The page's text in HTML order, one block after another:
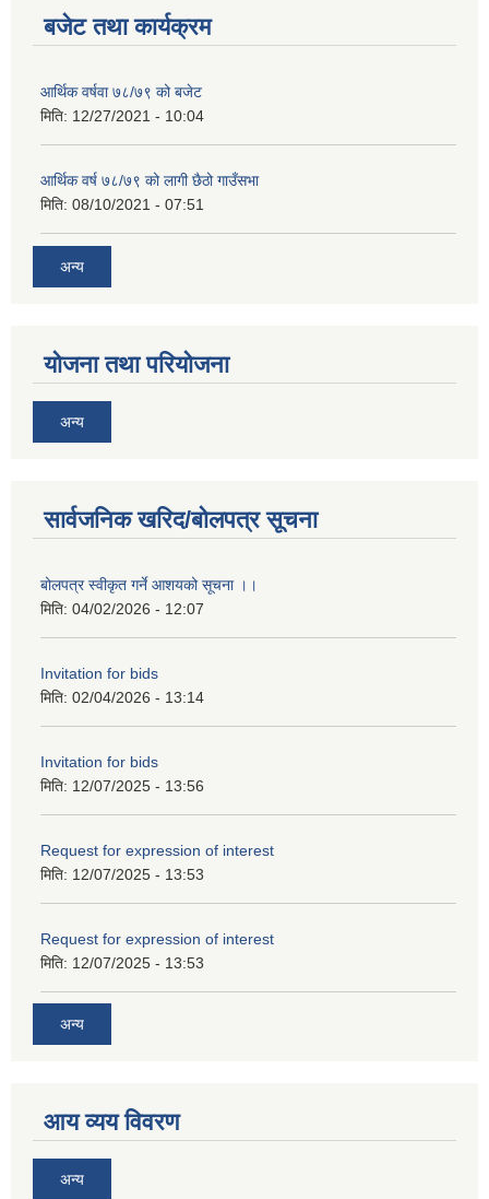
बजेट तथा कार्यक्रम
आर्थिक वर्षवा ७८/७९ को बजेट
मिति: 12/27/2021 - 10:04
आर्थिक वर्ष ७८/७९ को लागी छैठो गाउँसभा
मिति: 08/10/2021 - 07:51
अन्य
योजना तथा परियोजना
अन्य
सार्वजनिक खरिद/बोलपत्र सूचना
बोलपत्र स्वीकृत गर्ने आशयको सूचना ।।
मिति: 04/02/2026 - 12:07
Invitation for bids
मिति: 02/04/2026 - 13:14
Invitation for bids
मिति: 12/07/2025 - 13:56
Request for expression of interest
मिति: 12/07/2025 - 13:53
Request for expression of interest
मिति: 12/07/2025 - 13:53
अन्य
आय व्यय विवरण
अन्य